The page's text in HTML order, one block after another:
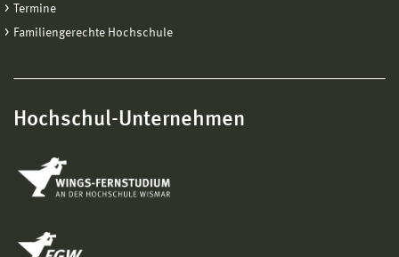
Termine
Familiengerechte Hochschule
Hochschul-Unternehmen